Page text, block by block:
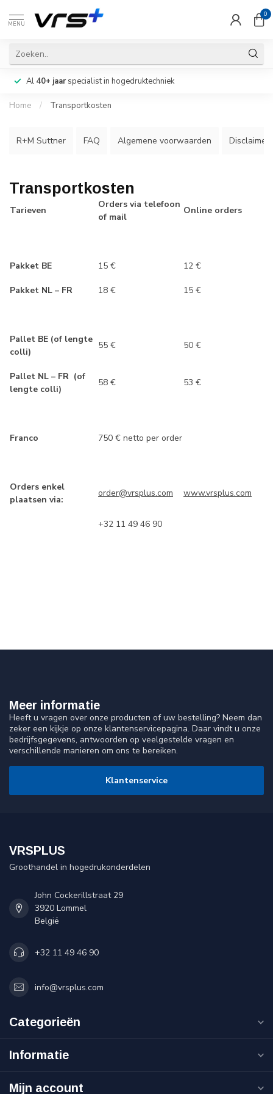
MENU
0
Al 40+ jaarspecialist in hogedruktechniek
Home / Transportkosten
R+M Suttner FAQ Algemene voorwaarden Disclaimer
Transportkosten
Tarieven
Orders via telefoon
of mail
Online orders
Pakket BE 15 € 12 €
Pakket NL – FR 18 € 15 €
Pallet BE (of lengte
colli)
55 € 50 €
Pallet NL – FR (of
lengte colli)
58 € 53 €
Franco 750 € netto per order
Orders enkel
plaatsen via:
order@vrsplus.com www.vrsplus.com
+32 11 49 46 90
Meer informatie
Heeft u vragen over onze producten of uw bestelling? Neem dan
zeker een kijkje op onze klantenservicepagina. Daar vindt u onze
bedrijfsgegevens, antwoorden op veelgestelde vragen en
verschillende manieren om ons te bereiken.
Klantenservice
VRSPLUS
Groothandel in hogedrukonderdelen
John Cockerillstraat 29
3920 Lommel
België
+32 11 49 46 90
info@vrsplus.com
Categorieën
Informatie
Mijn account